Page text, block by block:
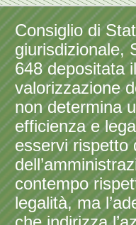
Consiglio di
giurisdizionale,
648 depositata
valorizzazione
non determina
efficienza e
esservi rispetto
contempo
legalità, ma